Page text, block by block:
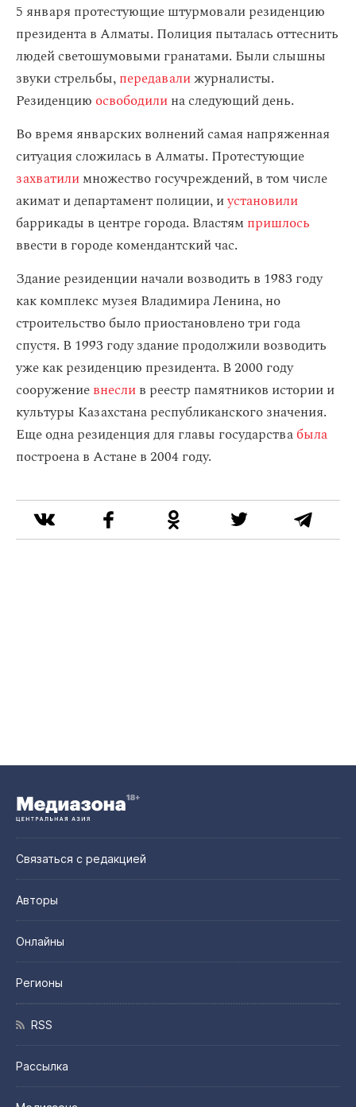
5 января протестующие штурмовали резиденцию
президента в Алматы. Полиция пыталась оттеснить
людей светошумовыми гранатами. Были слышны
звуки стрельбы,передавалижурналисты.
Резиденцию освободилина следующий день.
Во время январских волнений самая напряженная
ситуация сложилась в Алматы. Протестующие
захватилимножество госучреждений, в том числе
акимат и департамент полиции, иустановили
баррикады в центре города. Властям пришлось
ввести в городе комендантский час.
Здание резиденции начали возводить в 1983 году
как комплекс музея Владимира Ленина, но
строительство было приостановлено три года
спустя. В 1993 году здание продолжили возводить
уже как резиденцию президента. В 2000 году
сооружениевнеслив реестр памятников истории и
культуры Казахстана республиканского значения.
Еще одна резиденция для главы государствабыла
построена в Астане в 2004 году.
Связаться с редакцией
Авторы
Онлайны
Регионы
RSS
Рассылка